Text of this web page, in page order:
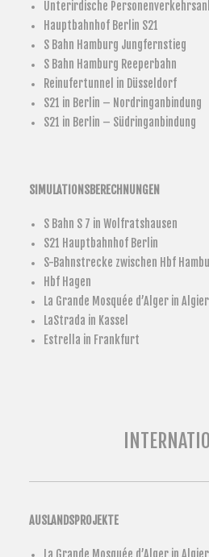
Unterirdische
Hauptbahnhof Berlin S21
S Bahn Hamburg Jungfernstieg
S Bahn Hamburg Reeperbahn
Reinufertunnel in Düsseldorf
S21 in Berlin – Nordringanbindung
S21 in Berlin – Südringanbindung
SIMULATIONSBERECHNUNGEN
S Bahn S 7 in Wolfratshausen
S21 Hauptbahnhof Berlin
S-Bahnstrecke zwischen Hbf
Hbf Hagen
La Grande Mosquée d’Alger in
LaStrada in Kassel
Estrella in Frankfurt
AUSLANDSPROJEKTE
La Grande Mosquée d’Alger in